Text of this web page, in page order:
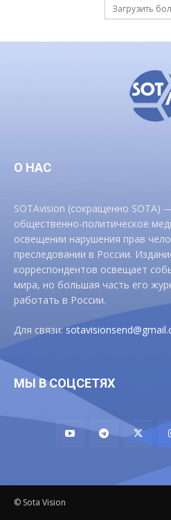
Загрузить
О НАС
SOTAvision (сокращенно SOTA)
общественно-политическое
освещении нарушения прав
преследовании в России.
корреспондентов освещает
мира, но большая часть его
работать в России.
Для связи:
МЫ В СОЦСЕТЯХ
© Sota Vision